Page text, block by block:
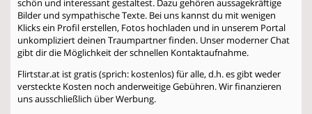
schön und interessant gestaltest. Dazu gehören aussagekräftige
Bilder und sympathische Texte. Bei uns kannst du mit wenigen
Klicks ein Profil erstellen, Fotos hochladen und in unserem Portal
unkompliziert deinen Traumpartner finden. Unser moderner Chat
gibt dir die Möglichkeit der schnellen Kontaktaufnahme.
Flirtstar.at ist gratis (sprich: kostenlos) für alle, d.h. es gibt weder
versteckte Kosten noch anderweitige Gebühren. Wir finanzieren
uns ausschließlich über Werbung.